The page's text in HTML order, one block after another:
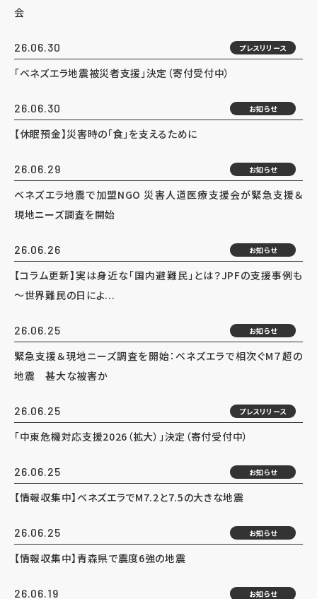
会
26.06.30 プレスリリース
「ベネズエラ地震被災者支援」決定（寄付受付中）
26.06.30 お知らせ
【休眠預金】災害時の「食」を支えるために
26.06.29 お知らせ
ベネズエラ地震で加盟NGO 災害人道医療支援会が緊急支援＆
現地ニーズ調査を開始
26.06.26 お知らせ
【コラム更新】実は身近な「国内避難民」とは？JPFの支援事例も
～世界難民の日によ...
26.06.25 お知らせ
緊急支援＆現地ニーズ調査を開始：ベネズエラで相次ぐM７超の
地震 甚大な被害か
26.06.25 プレスリリース
「中東危機対応支援2026（拡大）」決定（寄付受付中）
26.06.25 お知らせ
【情報収集中】ベネズエラでM7.2と7.5の大きな地震
26.06.25 お知らせ
【情報収集中】青森県で震度6強の地震
26.06.19 お知らせ